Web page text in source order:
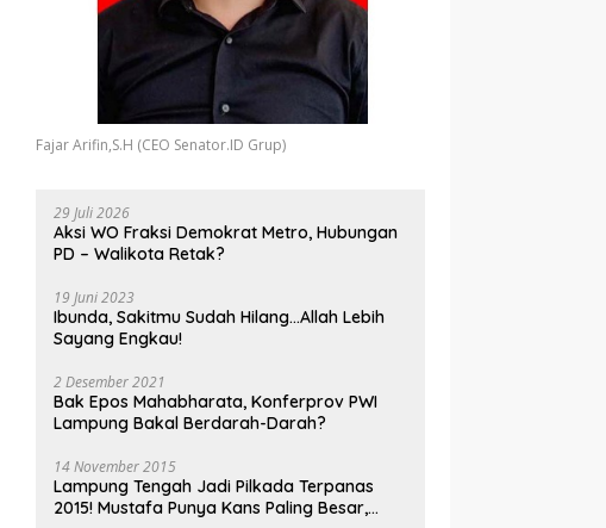
Fajar Arifin,S.H (CEO Senator.ID Grup)
29 Juli 2026
Aksi WO Fraksi Demokrat Metro, Hubungan
PD – Walikota Retak?
19 Juni 2023
Ibunda, Sakitmu Sudah Hilang…Allah Lebih
Sayang Engkau!
2 Desember 2021
Bak Epos Mahabharata, Konferprov PWI
Lampung Bakal Berdarah-Darah?
14 November 2015
Lampung Tengah Jadi Pilkada Terpanas
2015! Mustafa Punya Kans Paling Besar,